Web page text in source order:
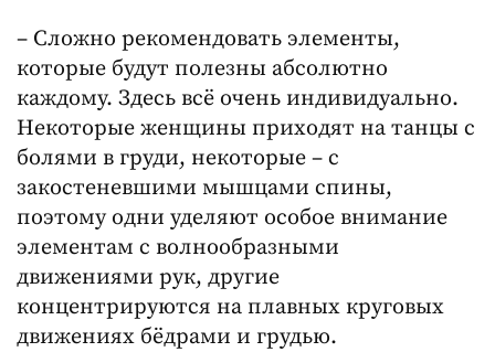
– Сложно рекомендовать элементы,
которые будут полезны абсолютно
каждому. Здесь всё очень индивидуально.
Некоторые женщины приходят на танцы с
болями в груди, некоторые – с
закостеневшими мышцами спины,
поэтому одни уделяют особое внимание
элементам с волнообразными
движениями рук, другие
концентрируются на плавных круговых
движениях бёдрами и грудью.